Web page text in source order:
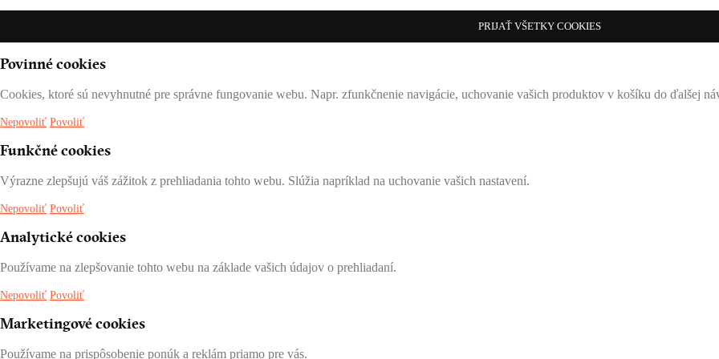
PRIJAŤ VŠETKY COOKIES
Povinné cookies
Cookies, ktoré sú nevyhnutné pre správne fungovanie webu. Napr. zfunkčnenie navigácie, uchovanie vašich produktov v košíku do ďalšej
Nepovoliť Povoliť
Funkčné cookies
Výrazne zlepšujú váš zážitok z prehliadania tohto webu. Slúžia napríklad na uchovanie vašich nastavení.
Nepovoliť Povoliť
Analytické cookies
Používame na zlepšovanie tohto webu na základe vašich údajov o prehliadaní.
Nepovoliť Povoliť
Marketingové cookies
Používame na prispôsobenie ponúk a reklám priamo pre vás.